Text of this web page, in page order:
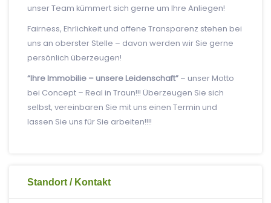
unser Team kümmert sich gerne um Ihre Anliegen!
Fairness, Ehrlichkeit und offene Transparenz stehen bei
uns an oberster Stelle – davon werden wir Sie gerne
persönlich überzeugen!
“Ihre Immobilie – unsere Leidenschaft” – unser Motto
bei Concept – Real in Traun!!! Überzeugen Sie sich
selbst, vereinbaren Sie mit uns einen Termin und
lassen Sie uns für Sie arbeiten!!!!
Standort / Kontakt